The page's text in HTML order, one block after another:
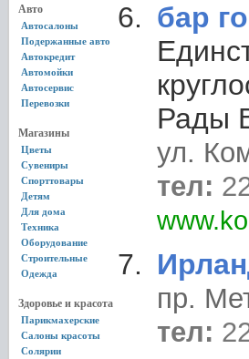
Авто
Автосалоны
Подержанные авто
Автокредит
Автомойки
Автосервис
Перевозки
Магазины
Цветы
Сувениры
Спорттовары
Детям
Для дома
Техника
Оборудование
Строительные
Одежда
Здоровье и красота
Парикмахерские
Салоны красоты
Солярии
бар
Рады
ул.
тел:
пр.
тел: